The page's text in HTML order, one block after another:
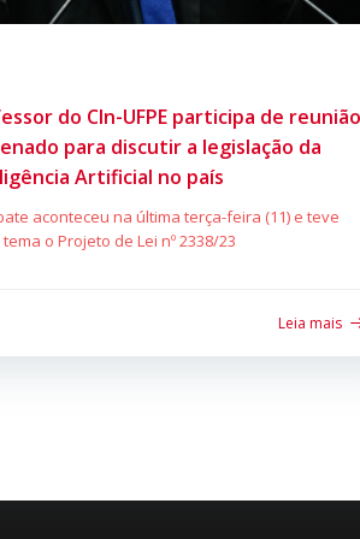
do CIn-UFPE participa de reunião
para discutir a legislação da
Artificial no país
aconteceu na última terça-feira (11) e teve
o Projeto de Lei nº 2338/23
Leia mais